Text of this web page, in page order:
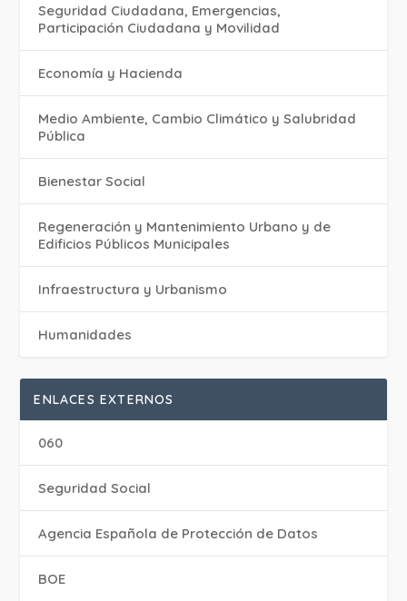
Seguridad Ciudadana, Emergencias,
Participación Ciudadana y Movilidad
Economía y Hacienda
Medio Ambiente, Cambio Climático y Salubridad
Pública
Bienestar Social
Regeneración y Mantenimiento Urbano y de
Edificios Públicos Municipales
Infraestructura y Urbanismo
Humanidades
ENLACES EXTERNOS
060
Seguridad Social
Agencia Española de Protección de Datos
BOE